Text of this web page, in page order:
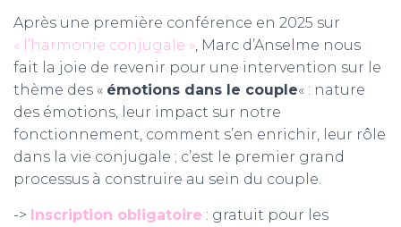
Après une première conférence en 2025 sur
« l’harmonie conjugale », Marc d’Anselme nous
fait la joie de revenir pour une intervention sur le
thème des « émotions dans le couple« : nature
des émotions, leur impact sur notre
fonctionnement, comment s’en enrichir, leur rôle
dans la vie conjugale ; c’est le premier grand
processus à construire au sein du couple.
-> Inscription obligatoire : gratuit pour les